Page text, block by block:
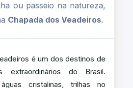
ou passeio na natureza,
Chapada dos Veadeiros.
é um dos destinos de
extraordinários do Brasil.
cristalinas, trilhas no